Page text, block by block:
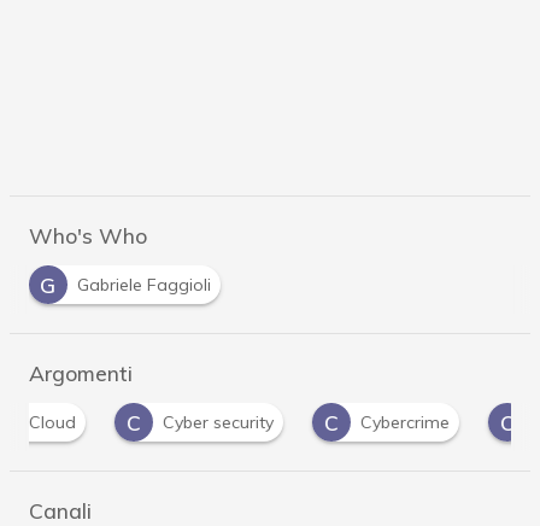
Who's Who
G
Gabriele Faggioli
Argomenti
C
Cyber security C Cybercrime C
Canali